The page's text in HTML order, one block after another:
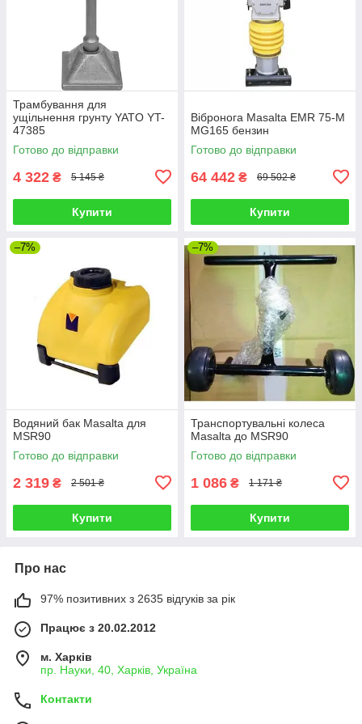
Трамбування для
ущільнення грунту YATO YT-
47385
Готово до відправки
4 322 ₴ 5 145 ₴
Купити
Вібронога Masalta EMR 75-M
MG165 бензин
Готово до відправки
64 442 ₴ 69 502 ₴
Купити
–7%
Водяний бак Masalta для
MSR90
Готово до відправки
2 319 ₴ 2 501 ₴
Купити
–7%
Транспортувальні колеса
Masalta до MSR90
Готово до відправки
1 086 ₴ 1 171 ₴
Купити
Про нас
97% позитивних з 2635 відгуків за рік
Працює з 20.02.2012
м. Харків
пр. Науки, 40, Харків, Україна
Контакти